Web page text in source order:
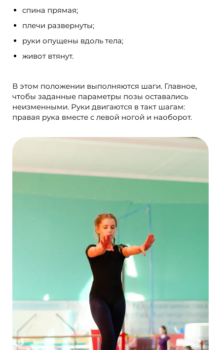
спина прямая;
плечи развернуты;
руки опущены вдоль тела;
живот втянут.
В этом положении выполняются шаги. Главное,
чтобы заданные параметры позы оставались
неизменными. Руки двигаются в такт шагам:
правая рука вместе с левой ногой и наоборот.